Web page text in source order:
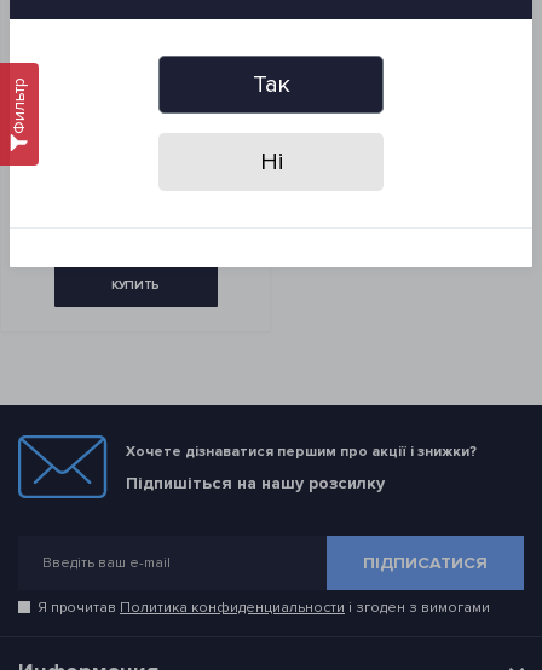
Фильтр
мыло Lotus Home - 11 (пралине,
675 грн
КУПИТЬ
Хочете дізнаватися першим про акції і знижки?
Підпишіться на нашу розсилку
ПІДПИСАТИСЯ
Я прочитав Политика конфиденциальности і згоден з вимогами
Так
Ні